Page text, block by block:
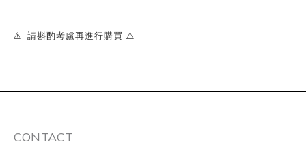
⚠️ 請斟酌考慮再進行購買 ⚠️
CONTACT